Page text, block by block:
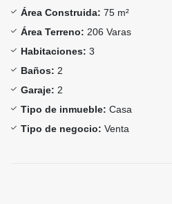
Área Construida: 75 m²
Área Terreno: 206 Varas
Habitaciones: 3
Baños: 2
Garaje: 2
Tipo de inmueble: Casa
Tipo de negocio: Venta